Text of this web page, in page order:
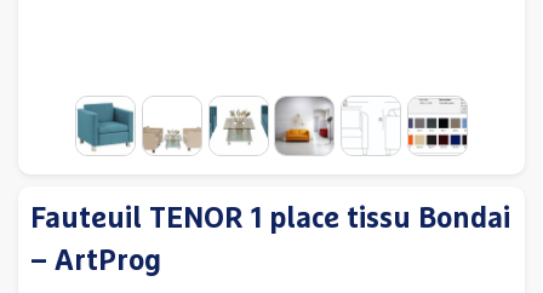
Fauteuil TENOR 1 place tissu Bondai
– ArtProg